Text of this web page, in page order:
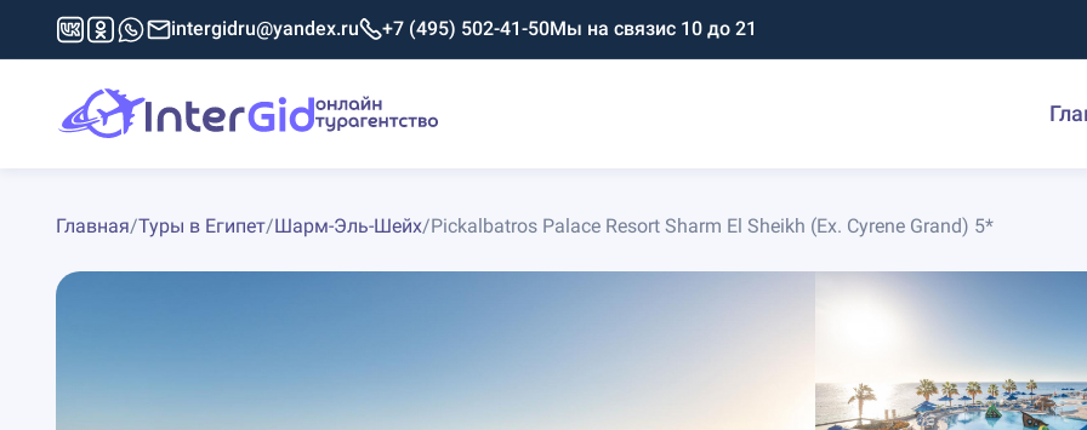
intergidru@yandex.ru +7 (495) 502-41-50Мы на связис 10 до 21
Главная/Туры в Египет/Шарм-Эль-Шейх/Pickalbatros Palace Resort Sharm El Sheikh (Ex. Cyrene Grand) 5*